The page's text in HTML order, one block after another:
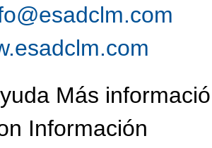
Más
Información